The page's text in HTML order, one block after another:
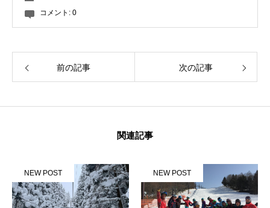
コメント: 0
前の記事 次の記事
関連記事
NEW POST NEW POST